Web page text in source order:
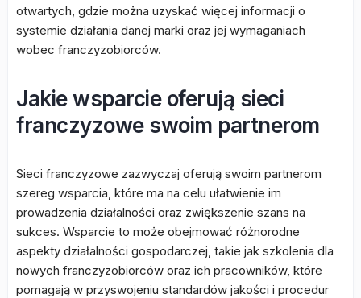
otwartych, gdzie można uzyskać więcej informacji o
systemie działania danej marki oraz jej wymaganiach
wobec franczyzobiorców.
Jakie wsparcie oferują sieci
franczyzowe swoim partnerom
Sieci franczyzowe zazwyczaj oferują swoim partnerom
szereg wsparcia, które ma na celu ułatwienie im
prowadzenia działalności oraz zwiększenie szans na
sukces. Wsparcie to może obejmować różnorodne
aspekty działalności gospodarczej, takie jak szkolenia dla
nowych franczyzobiorców oraz ich pracowników, które
pomagają w przyswojeniu standardów jakości i procedur